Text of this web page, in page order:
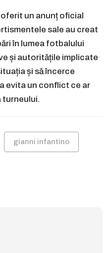
un anunț oficial
sale au creat
în lumea fotbalului
și autoritățile implicate
și să încerce
evita un conflict ce ar
turneului.
gianni infantino